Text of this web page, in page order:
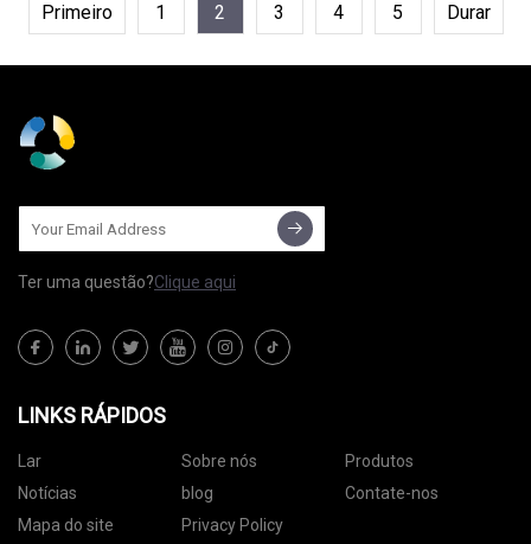
Primeiro 1 2 3 4 5 Durar
Ter uma questão?Clique aqui
LINKS RÁPIDOS
Lar Sobre nós
Produtos
Notícias
blog
Contate-nos
Mapa do site
Privacy Policy